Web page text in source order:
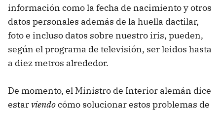
información como la fecha de nacimiento y otros
datos personales además de la huella dactilar,
foto e incluso datos sobre nuestro iris, pueden,
según el programa de televisión, ser leidos hasta
a diez metros alrededor.
De momento, el Ministro de Interior alemán dice
estarviendocómo solucionar estos problemas de